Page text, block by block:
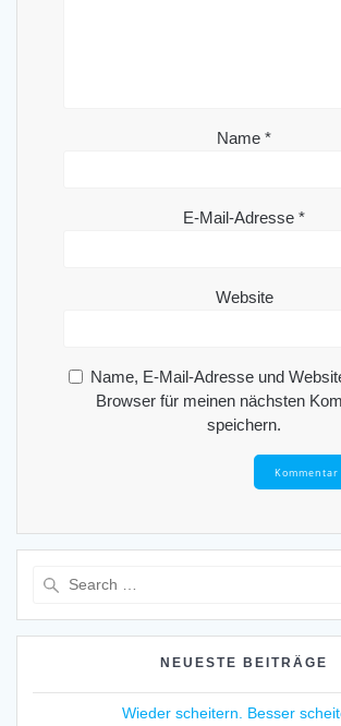
Name *
E-Mail-Adresse *
Website
Name, E-Mail-Adresse und
Browser für meinen nächsten
speichern.
NEUESTE BEITRÄGE
Wieder scheitern. Besser